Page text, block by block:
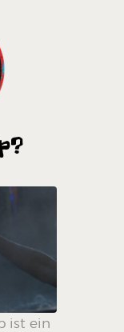
ist ein